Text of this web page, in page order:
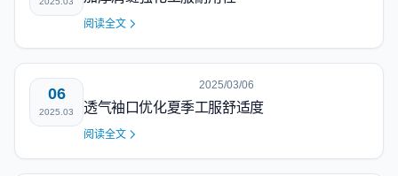
阅读全文
06
2025.03
2025/03/06
透气袖口优化夏季工服舒适度
阅读全文